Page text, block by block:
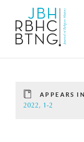
APPEARS IN
2022, 1-2